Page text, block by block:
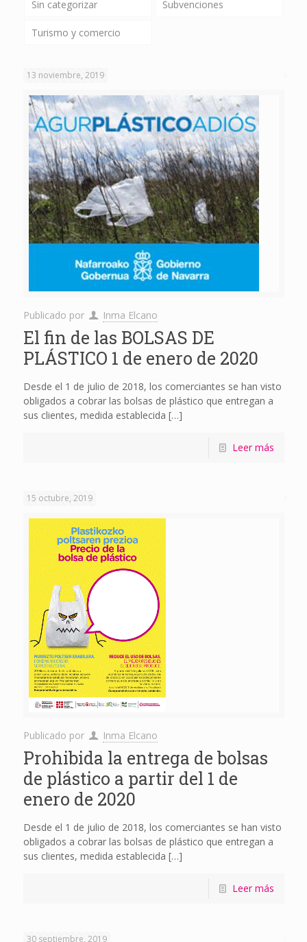
Sin categorizar Subvenciones
Turismo y comercio
13 noviembre, 2019
Publicado por Inma Elcano
El fin de las BOLSAS DE
PLÁSTICO 1 de enero de 2020
Desde el 1 de julio de 2018, los comerciantes se han visto
obligados a cobrar las bolsas de plástico que entregan a
sus clientes, medida establecida […]
Leer más
15 octubre, 2019
Publicado por Inma Elcano
Prohibida la entrega de bolsas
de plástico a partir del 1 de
enero de 2020
Desde el 1 de julio de 2018, los comerciantes se han visto
obligados a cobrar las bolsas de plástico que entregan a
sus clientes, medida establecida […]
Leer más
30 septiembre, 2019